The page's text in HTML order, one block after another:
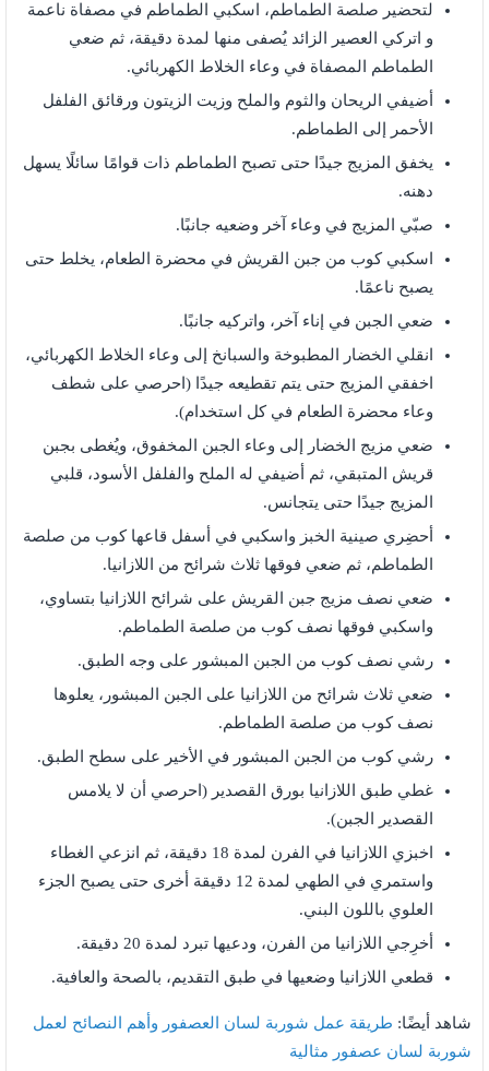
لتحضير صلصة الطماطم، اسكبي الطماطم في مصفاة ناعمة
و اتركي العصير الزائد يُصفى منها لمدة دقيقة، ثم ضعي
الطماطم المصفاة في وعاء الخلاط الكهربائي.
أضيفي الريحان والثوم والملح وزيت الزيتون ورقائق الفلفل
الأحمر إلى الطماطم.
يخفق المزيج جيدًا حتى تصبح الطماطم ذات قوامًا سائلًا يسهل
دهنه.
صبّي المزيج في وعاء آخر وضعيه جانبًا.
اسكبي كوب من جبن القريش في محضرة الطعام، يخلط حتى
يصبح ناعمًا.
ضعي الجبن في إناء آخر، واتركيه جانبًا.
انقلي الخضار المطبوخة والسبانخ إلى وعاء الخلاط الكهربائي،
اخفقي المزيج حتى يتم تقطيعه جيدًا (احرصي على شطف
وعاء محضرة الطعام في كل استخدام).
ضعي مزيج الخضار إلى وعاء الجبن المخفوق، ويُغطى بجبن
قريش المتبقي، ثم أضيفي له الملح والفلفل الأسود، قلبي
المزيج جيدًا حتى يتجانس.
أحضِري صينية الخبز واسكبي في أسفل قاعها كوب من صلصة
الطماطم، ثم ضعي فوقها ثلاث شرائح من اللازانيا.
ضعي نصف مزيج جبن القريش على شرائح اللازانيا بتساوي،
واسكبي فوقها نصف كوب من صلصة الطماطم.
رشي نصف كوب من الجبن المبشور على وجه الطبق.
ضعي ثلاث شرائح من اللازانيا على الجبن المبشور، يعلوها
نصف كوب من صلصة الطماطم.
رشي كوب من الجبن المبشور في الأخير على سطح الطبق.
غطي طبق اللازانيا بورق القصدير (احرصي أن لا يلامس
القصدير الجبن).
اخبزي اللازانيا في الفرن لمدة 18 دقيقة، ثم انزعي الغطاء
واستمري في الطهي لمدة 12 دقيقة أخرى حتى يصبح الجزء
العلوي باللون البني.
أخرِجي اللازانيا من الفرن، ودعيها تبرد لمدة 20 دقيقة.
قطعي اللازانيا وضعيها في طبق التقديم، بالصحة والعافية.
شاهد أيضًا: طريقة عمل شوربة لسان العصفور وأهم النصائح لعمل
شوربة لسان عصفور مثالية